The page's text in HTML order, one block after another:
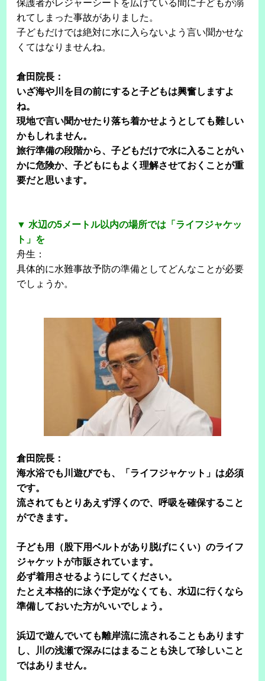
保護者がレジャーシートを広げている間に子どもが溺
れてしまった事故がありました。
子どもだけでは絶対に水に入らないよう言い聞かせな
くてはなりませんね。
倉田院長：
いざ海や川を目の前にすると子どもは興奮しますよ
ね。
現地で言い聞かせたり落ち着かせようとしても難しい
かもしれません。
旅行準備の段階から、子どもだけで水に入ることがい
かに危険か、子どもにもよく理解させておくことが重
要だと思います。
▼ 水辺の5メートル以内の場所では「ライフジャケッ
ト」を
舟生：
具体的に水難事故予防の準備としてどんなことが必要
でしょうか。
倉田院長：
海水浴でも川遊びでも、「ライフジャケット」は必須
です。
流されてもとりあえず浮くので、呼吸を確保すること
ができます。
子ども用（股下用ベルトがあり脱げにくい）のライフ
ジャケットが市販されています。
必ず着用させるようにしてください。
たとえ本格的に泳ぐ予定がなくても、水辺に行くなら
準備しておいた方がいいでしょう。
浜辺で遊んでいても離岸流に流されることもあります
し、川の浅瀬で深みにはまることも決して珍しいこと
ではありません。